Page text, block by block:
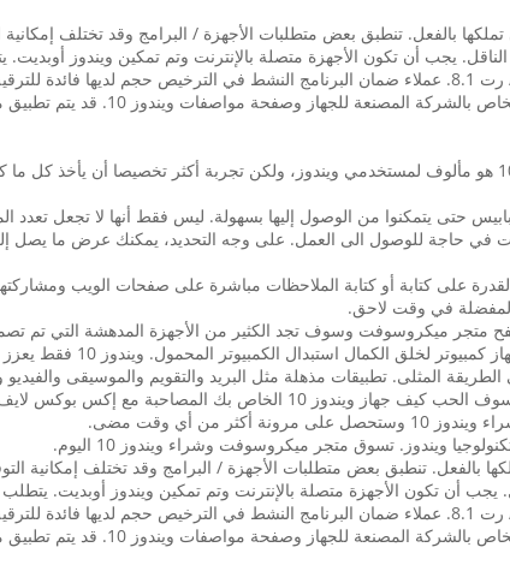
8.1 المؤهلة، بما في ذلك الأجهزة التي تملكها بالفعل. تنطبق بعض متطلبات الأجهزة / البرامج
خارج هذا العرض. للتحقق من التوافق ومعلومات التثبيت
ودبابيس حتى يتمكنوا من الوصول إليها بسهولة. ليس فقط أنها لا تجعل
كنت في حاجة للوصول الى العمل. على وجه التحديد، يمكنك عرض ما يصل
القدرة على كتابة أو كتابة الملاحظات مباشرة على صفحات الويب
المفضلة في وقت لاحق.
الأجهزة. تصفح متجر ميكروسوفت وسوف تجد الكثير من الأجهزة المدهشة التي
مع الأجهزة الخاصة بك في الطريقة المثلى. تطبيقات مذهلة مثل البريد والتقويم والموسيقى
ويندوز 10 واستخدام أوندريف لعمل نسخة احتياطية من المعلومات الخاصة بك. واللاعب في أنك سوف الحب
أي وقت مضى.
8.1 المؤهلة، بما في ذلك الأجهزة التي تملكها بالفعل. تنطبق بعض متطلبات الأجهزة / البرامج وقد
خارج هذا العرض. للتحقق من التوافق ومعلومات التثبيت